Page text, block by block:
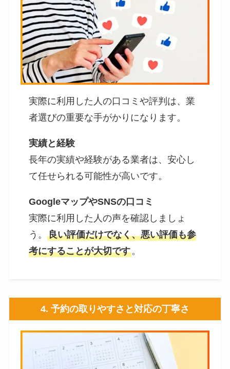
実際に利用した人の口コミや評判は、業
者選びの重要な手がかりになります。
実績と経験
長年の実績や経験がある業者は、安心し
て任せられる可能性が高いです。
GoogleマップやSNSの口コミ
実際に利用した人の声を確認しましょ
う。良い評価だけでなく、悪い評価も参
考にすることが大切です。
4. 予約の取りやすさと対応の丁寧さ